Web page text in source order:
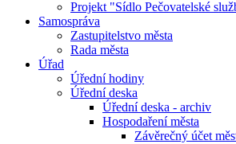
Projekt "Sídlo Pečovatelské
Samospráva
Zastupitelstvo města
Rada města
Úřad
Úřední hodiny
Úřední deska
Úřední deska - archiv
Hospodaření města
Závěrečný účet